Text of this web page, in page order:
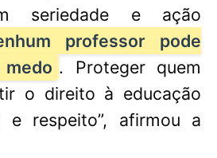
seriedade e ação
professor pode
. Proteger quem
o direito à educação
e respeito”, afirmou a